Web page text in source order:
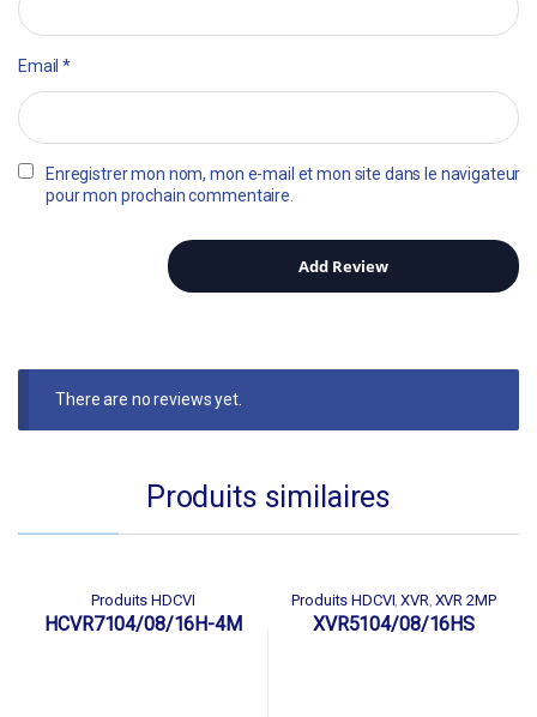
Email*
Enregistrer mon nom, mon e-mail et mon site dans le navigateur
pour mon prochain commentaire.
There are no reviews yet.
Produits similaires
Produits HDCVI
HCVR7104/08/16H-4M
Produits HDCVI,XVR, XVR 2MP
XVR5104/08/16HS